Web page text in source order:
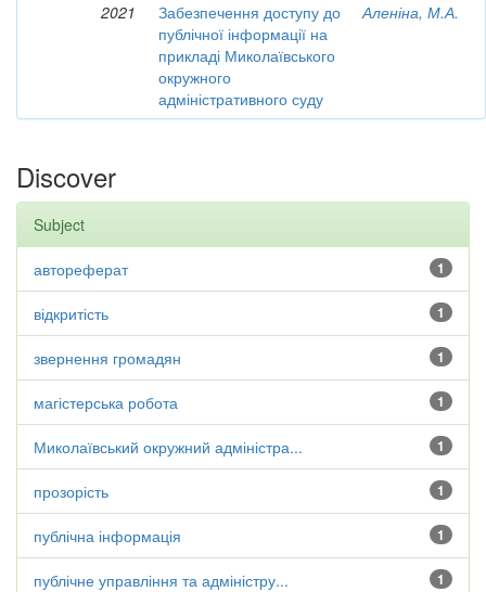
2021
Забезпечення доступу до
публічної інформації на
прикладі Миколаївського
окружного
адміністративного суду
Аленіна, М.А.
Discover
Subject
1
автореферат
1
відкритість
1
звернення громадян
1
магістерська робота
1
Миколаївський окружний адміністра...
1
прозорість
1
публічна інформація
1
публічне управління та адміністру...